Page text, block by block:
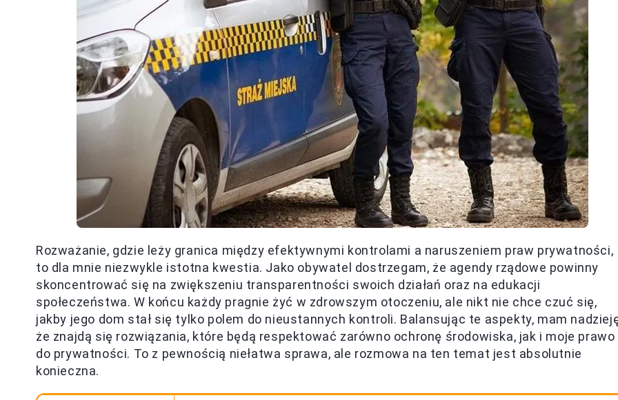
Rozważanie, gdzie leży granica między efektywnymi kontrolami a naruszeniem praw prywatności,
to dla mnie niezwykle istotna kwestia. Jako obywatel dostrzegam, że agendy rządowe powinny
skoncentrować się na zwiększeniu transparentności swoich działań oraz na edukacji
społeczeństwa. W końcu każdy pragnie żyć w zdrowszym otoczeniu, ale nikt nie chce czuć się,
jakby jego dom stał się tylko polem do nieustannych kontroli. Balansując te aspekty, mam
że znajdą się rozwiązania, które będą respektować zarówno ochronę środowiska, jak i moje prawo
do prywatności. To z pewnością niełatwa sprawa, ale rozmowa na ten temat jest absolutnie
konieczna.